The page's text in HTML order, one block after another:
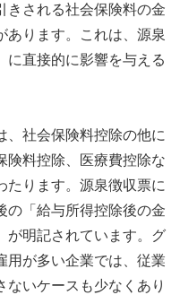
きされる社会保険料の金
あります。これは、源泉
に直接的に影響を与える
、社会保険料控除の他に
険料控除、医療費控除な
たります。源泉徴収票に
の「給与所得控除後の金
が明記されています。グ
用が多い企業では、従業
ないケースも少なくあり